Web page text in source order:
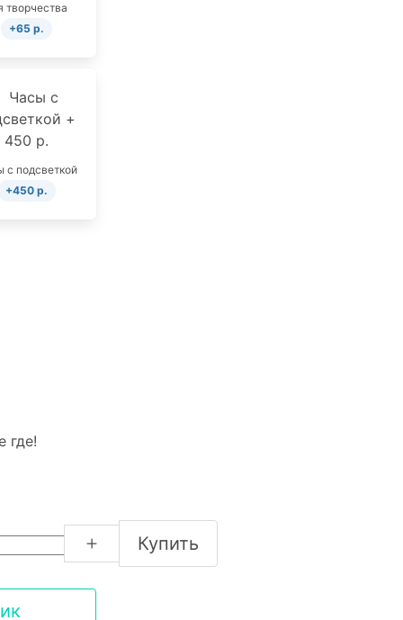
творчества
+65 р.
с подсветкой
+450 р.
где!
Купить